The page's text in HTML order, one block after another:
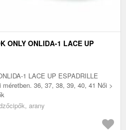
ONLY ONLIDA-1 LACE UP
1 LACE UP ESPADRILLE
36, 37, 38, 39, 40, 41 Női >
arany